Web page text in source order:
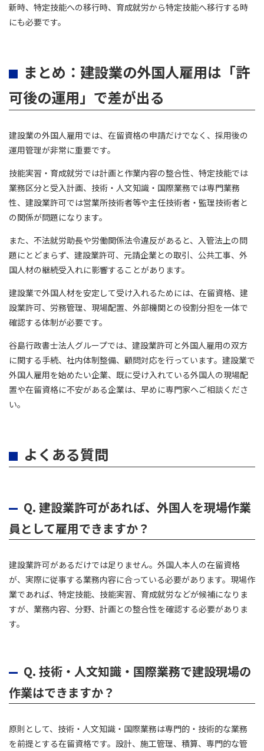
新時、特定技能への移行時、育成就労から特定技能へ移行する時
にも必要です。
まとめ：建設業の外国人雇用は「許
可後の運用」で差が出る
建設業の外国人雇用では、在留資格の申請だけでなく、採用後の
運用管理が非常に重要です。
技能実習・育成就労では計画と作業内容の整合性、特定技能では
業務区分と受入計画、技術・人文知識・国際業務では専門業務
性、建設業許可では営業所技術者等や主任技術者・監理技術者と
の関係が問題になります。
また、不法就労助長や労働関係法令違反があると、入管法上の問
題にとどまらず、建設業許可、元請企業との取引、公共工事、外
国人材の継続受入れに影響することがあります。
建設業で外国人材を安定して受け入れるためには、在留資格、建
設業許可、労務管理、現場配置、外部機関との役割分担を一体で
確認する体制が必要です。
谷島行政書士法人グループでは、建設業許可と外国人雇用の双方
に関する手続、社内体制整備、顧問対応を行っています。建設業で
外国人雇用を始めたい企業、既に受け入れている外国人の現場配
置や在留資格に不安がある企業は、早めに専門家へご相談くださ
い。
よくある質問
Q. 建設業許可があれば、外国人を現場作業
員として雇用できますか？
建設業許可があるだけでは足りません。外国人本人の在留資格
が、実際に従事する業務内容に合っている必要があります。現場作
業であれば、特定技能、技能実習、育成就労などが候補になりま
すが、業務内容、分野、計画との整合性を確認する必要がありま
す。
Q. 技術・人文知識・国際業務で建設現場の
作業はできますか？
原則として、技術・人文知識・国際業務は専門的・技術的な業務
を前提とする在留資格です。設計、施工管理、積算、専門的な管